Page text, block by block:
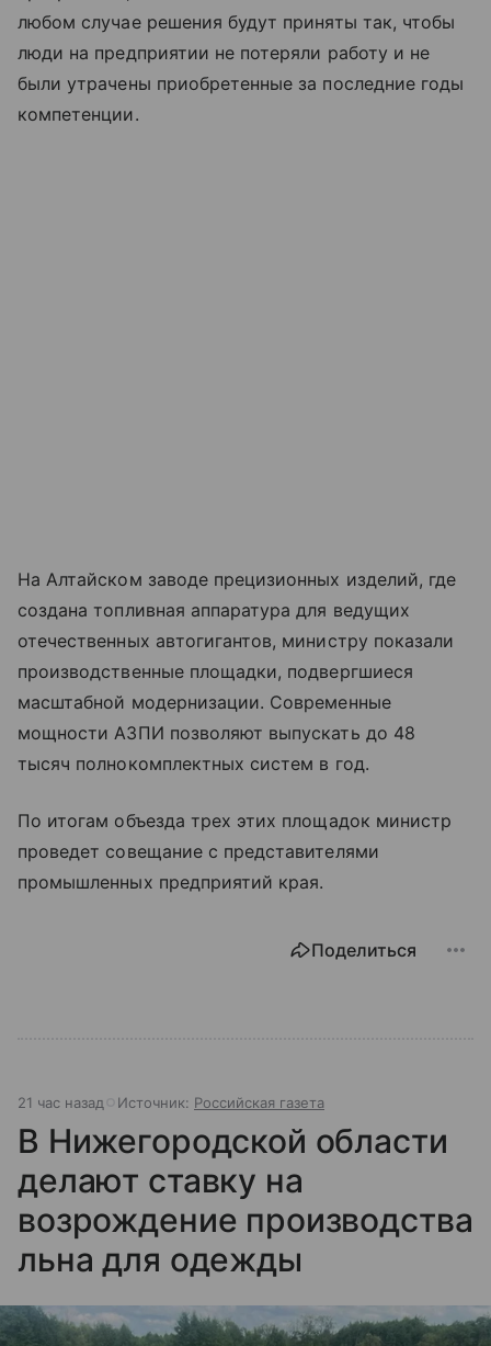
любом случае решения будут приняты так, чтобы
люди на предприятии не потеряли работу и не
были утрачены приобретенные за последние годы
компетенции.
На Алтайском заводе прецизионных изделий, где
создана топливная аппаратура для ведущих
отечественных автогигантов, министру показали
производственные площадки, подвергшиеся
масштабной модернизации. Современные
мощности АЗПИ позволяют выпускать до 48
тысяч полнокомплектных систем в год.
По итогам объезда трех этих площадок министр
проведет совещание с представителями
промышленных предприятий края.
Поделиться
21 час назад Источник: Российская газета
В Нижегородской области
делают ставку на
возрождение производства
льна для одежды